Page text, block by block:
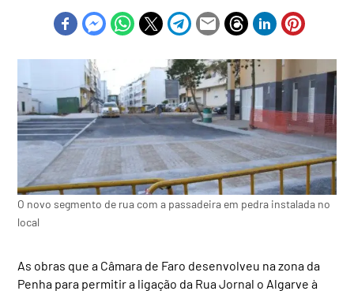
O novo segmento de rua com a passadeira em pedra instalada no
local
As obras que a Câmara de Faro desenvolveu na zona da
Penha para permitir a ligação da Rua Jornal o Algarve à